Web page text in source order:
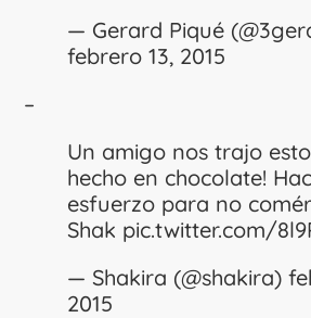
— Gerard Piqué
febrero 13, 2015
–
Un amigo nos trajo
hecho en chocolate!
esfuerzo para no
Shak pic.twitter.com/
— Shakira (@shakira)
2015